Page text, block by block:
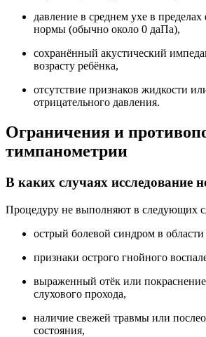
давление в среднем ухе в
нормы (обычно около 0 даПа),
сохранённый акустический
возрасту ребёнка,
отсутствие признаков жидкости
отрицательного давления.
Ограничения и
тимпанометрии
В каких случаях исследование
Процедуру не выполняют в следующих
острый болевой синдром в области
признаки острого гнойного
выраженный отёк или
слухового прохода,
наличие свежей травмы или
состояния,